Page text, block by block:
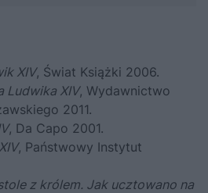
XIV, Świat Książki 2006.
Ludwika XIV, Wydawnictwo
2011.
, Da Capo 2001.
, Państwowy Instytut
z królem. Jak ucztowano na